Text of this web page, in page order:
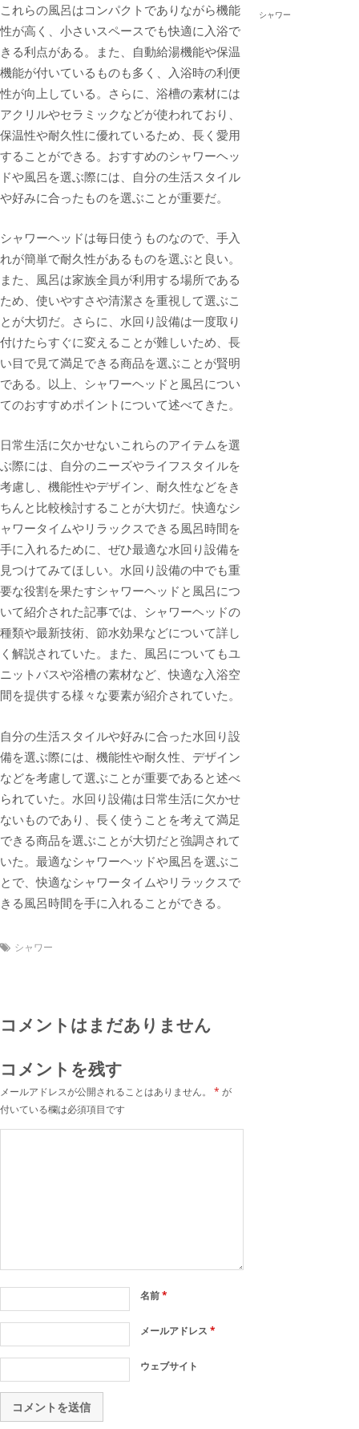
これらの風呂はコンパクトでありながら機能
性が高く、小さいスペースでも快適に入浴で
きる利点がある。また、自動給湯機能や保温
機能が付いているものも多く、入浴時の利便
性が向上している。さらに、浴槽の素材には
アクリルやセラミックなどが使われており、
保温性や耐久性に優れているため、長く愛用
することができる。おすすめのシャワーヘッ
ドや風呂を選ぶ際には、自分の生活スタイル
や好みに合ったものを選ぶことが重要だ。
シャワーヘッドは毎日使うものなので、手入
れが簡単で耐久性があるものを選ぶと良い。
また、風呂は家族全員が利用する場所である
ため、使いやすさや清潔さを重視して選ぶこ
とが大切だ。さらに、水回り設備は一度取り
付けたらすぐに変えることが難しいため、長
い目で見て満足できる商品を選ぶことが賢明
である。以上、シャワーヘッドと風呂につい
てのおすすめポイントについて述べてきた。
日常生活に欠かせないこれらのアイテムを選
ぶ際には、自分のニーズやライフスタイルを
考慮し、機能性やデザイン、耐久性などをき
ちんと比較検討することが大切だ。快適なシ
ャワータイムやリラックスできる風呂時間を
手に入れるために、ぜひ最適な水回り設備を
見つけてみてほしい。水回り設備の中でも重
要な役割を果たすシャワーヘッドと風呂につ
いて紹介された記事では、シャワーヘッドの
種類や最新技術、節水効果などについて詳し
く解説されていた。また、風呂についてもユ
ニットバスや浴槽の素材など、快適な入浴空
間を提供する様々な要素が紹介されていた。
自分の生活スタイルや好みに合った水回り設
備を選ぶ際には、機能性や耐久性、デザイン
などを考慮して選ぶことが重要であると述べ
られていた。水回り設備は日常生活に欠かせ
ないものであり、長く使うことを考えて満足
できる商品を選ぶことが大切だと強調されて
いた。最適なシャワーヘッドや風呂を選ぶこ
とで、快適なシャワータイムやリラックスで
きる風呂時間を手に入れることができる。
シャワー
コメントはまだありません
コメントを残す
メールアドレスが公開されることはありません。 * が
付いている欄は必須項目です
名前*
メールアドレス*
ウェブサイト
シャワー